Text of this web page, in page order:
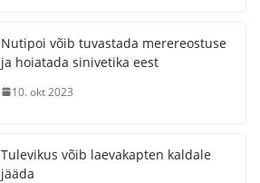
Nutipoi võib tuvastada merereostuse
ja hoiatada sinivetika eest
10. okt 2023
Tulevikus võib laevakapten kaldale
jääda